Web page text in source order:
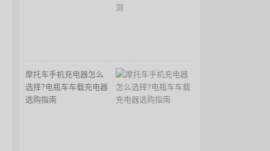
摩托车手机充电器怎么
选择?电瓶车车载充电器
选购指南